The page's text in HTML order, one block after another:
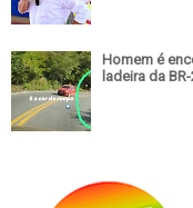
Homem é
ladeira da